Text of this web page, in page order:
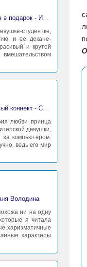
Танец желаний. Дракон в подарок - Ирина Алексеева
студентке,
и ее декане-
и крутой
2:5030/Эльф. Нежданный коннект - Станислав Миков
любви принца
девушки,
за компьютером.
ведь его мир
Володина
ни на одну
я читала
харизматичные
характеры